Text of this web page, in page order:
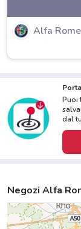
Alfa
Puoi
dal
Negozi Alfa